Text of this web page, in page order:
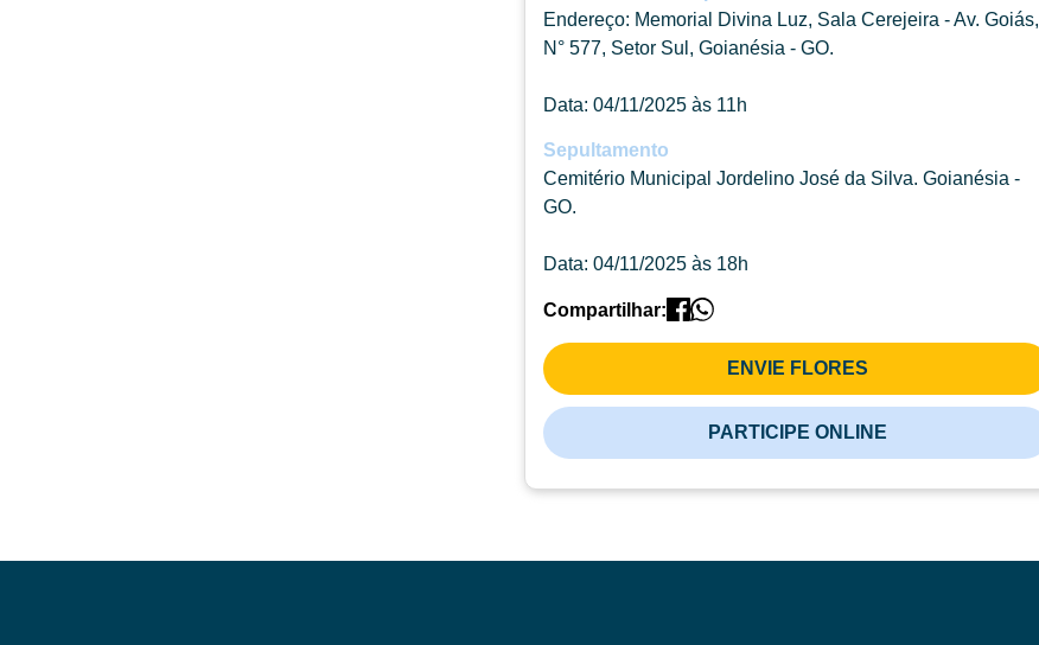
Endereço: Memorial Divina Luz, Sala Cerejeira - Av. Goiás,
N° 577, Setor Sul, Goianésia - GO.
Data: 04/11/2025 às 11h
Sepultamento
Cemitério Municipal Jordelino José da Silva. Goianésia -
GO.
Data: 04/11/2025 às 18h
Compartilhar:
ENVIE FLORES
PARTICIPE ONLINE